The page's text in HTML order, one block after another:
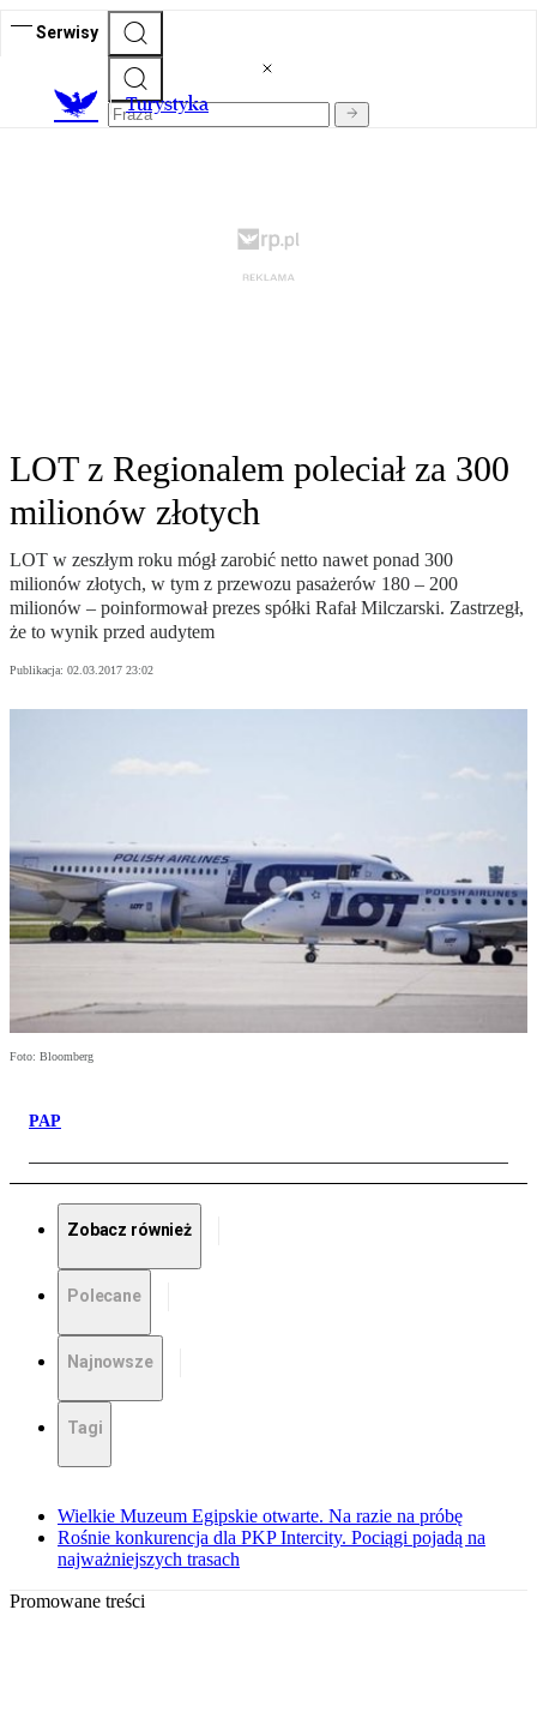
Serwisy
Turystyka
LOT z Regionalem poleciał za 300
milionów złotych
LOT w zeszłym roku mógł zarobić netto nawet ponad 300
milionów złotych, w tym z przewozu pasażerów 180 – 200
milionów – poinformował prezes spółki Rafał Milczarski. Zastrzegł,
że to wynik przed audytem
Publikacja: 02.03.2017 23:02
Foto: Bloomberg
PAP
Zobacz również
Polecane
Najnowsze
Tagi
Wielkie Muzeum Egipskie otwarte. Na razie na próbę
Rośnie konkurencja dla PKP Intercity. Pociągi pojadą na
najważniejszych trasach
Promowane treści